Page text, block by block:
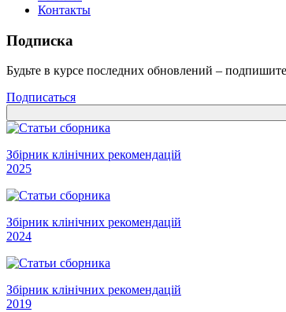
Контакты
Подписка
Будьте в курсе последних обновлений –
Подписаться
Збірник клінічних рекомендацій
2025
Збірник клінічних рекомендацій
2024
Збірник клінічних рекомендацій
2019